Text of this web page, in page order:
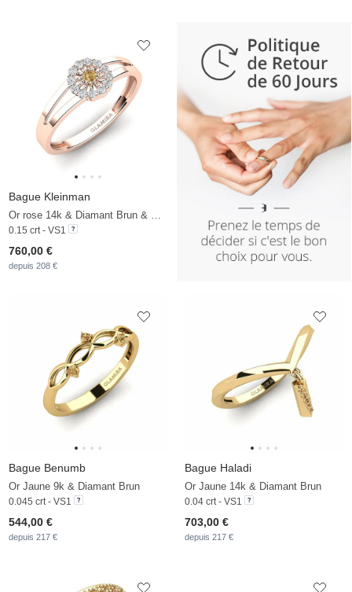
Bague Kleinman
0.15 crt - VS1
760,00 €
depuis 208 €
Bague Benumb
Or Jaune 9k & Diamant Brun
0.045 crt - VS1
544,00 €
depuis 217 €
Bague Haladi
Or Jaune 14k & Diamant Brun
0.04 crt - VS1
703,00 €
depuis 217 €